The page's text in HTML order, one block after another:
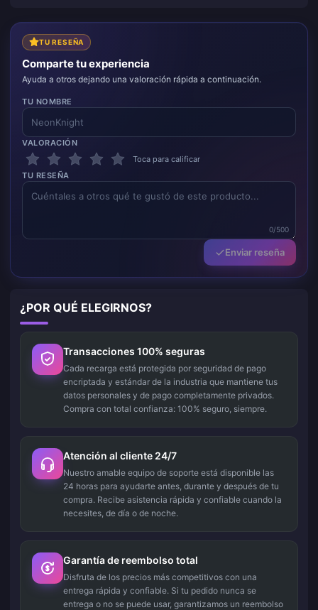
TU RESEÑA
Comparte tu experiencia
Ayuda a otros dejando una valoración rápida a continuación.
TU NOMBRE
VALORACIÓN
Toca para calificar
TU RESEÑA
0/500
Enviar reseña
¿POR QUÉ ELEGIRNOS?
Transacciones 100% seguras
Cada recarga está protegida por seguridad de pago
encriptada y estándar de la industria que mantiene tus
datos personales y de pago completamente privados.
Compra con total confianza: 100% seguro, siempre.
Atención al cliente 24/7
Nuestro amable equipo de soporte está disponible las
24 horas para ayudarte antes, durante y después de tu
compra. Recibe asistencia rápida y confiable cuando la
necesites, de día o de noche.
Garantía de reembolso total
Disfruta de los precios más competitivos con una
entrega rápida y confiable. Si tu pedido nunca se
entrega o no se puede usar, garantizamos un reembolso